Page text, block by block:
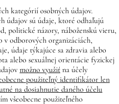
kategórií osobných údajov.
údajov sú údaje, ktoré odhaľujú
politické názory, náboženskú vieru,
v odborových organizáciách,
údaje týkajúce sa zdravia alebo
alebo sexuálnej orientácie fyzickej
možno využiť na účely
použiteľný identifikátor len
na dosiahnutie daného účelu
všeobecne použiteľného